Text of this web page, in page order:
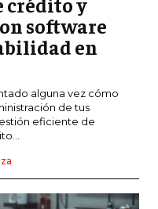
software
en
alguna vez cómo
de tus
eficiente de